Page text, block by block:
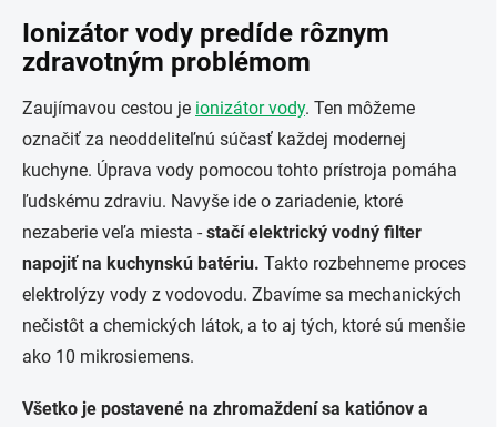
Ionizátor vody predíde rôznym
zdravotným problémom
Zaujímavou cestou je ionizátor vody. Ten môžeme
označiť za neoddeliteľnú súčasť každej modernej
kuchyne. Úprava vody pomocou tohto prístroja pomáha
ľudskému zdraviu. Navyše ide o zariadenie, ktoré
nezaberie veľa miesta -stačí elektrický vodný filter
napojiť na kuchynskú batériu. Takto rozbehneme proces
elektrolýzy vody z vodovodu. Zbavíme sa mechanických
nečistôt a chemických látok, a to aj tých, ktoré sú menšie
ako 10 mikrosiemens.
Všetko je postavené na zhromaždení sa katiónov a